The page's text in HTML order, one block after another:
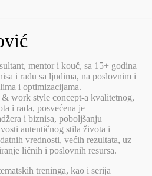
mentor i kouč, sa 15+ godina
i radu sa ljudima, na poslovnim i
i optimizacijama.
work style concept-a kvalitetnog,
i rada, posvećena je
i biznisa, poboljšanju
autentičnog stila života i
vrednosti, većih rezultata, uz
ličnih i poslovnih resursa.
treninga, kao i serija